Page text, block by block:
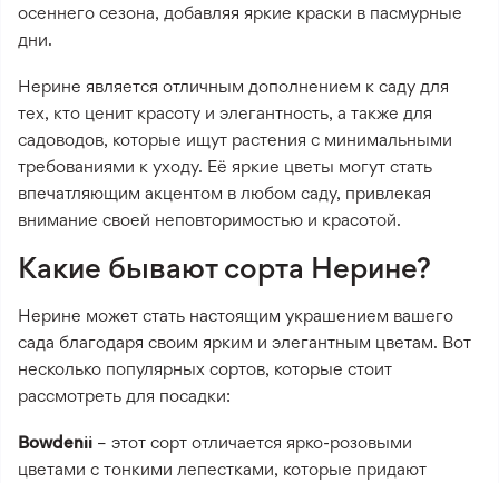
осеннего сезона, добавляя яркие краски в пасмурные
дни.
Нерине является отличным дополнением к саду для
тех, кто ценит красоту и элегантность, а также для
садоводов, которые ищут растения с минимальными
требованиями к уходу. Её яркие цветы могут стать
впечатляющим акцентом в любом саду, привлекая
внимание своей неповторимостью и красотой.
Какие бывают сорта Нерине?
Нерине может стать настоящим украшением вашего
сада благодаря своим ярким и элегантным цветам. Вот
несколько популярных сортов, которые стоит
рассмотреть для посадки:
Bowdenii – этот сорт отличается ярко-розовыми
цветами с тонкими лепестками, которые придают